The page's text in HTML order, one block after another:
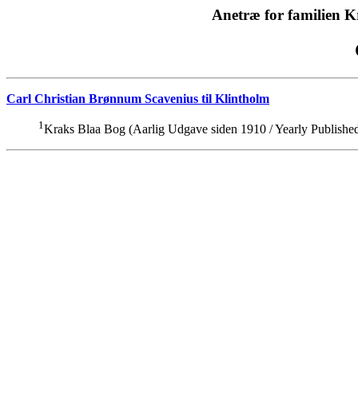
Anetræ for familien
Carl Christian Brønnum Scavenius til Klintholm
1 Kraks Blaa Bog (Aarlig Udgave siden 1910 / Yearly